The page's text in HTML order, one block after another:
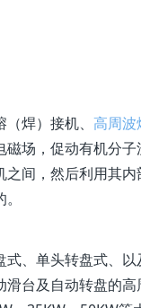
焊）接机、 高周波
场，促动有机分子
间，然后利用其
、单头转盘式、
台及自动转盘的高